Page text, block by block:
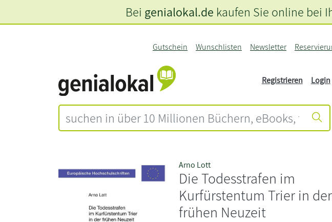
Gutschein Wunschlisten Newsletter
Registrieren Login
Bei genialokal.de kaufen Sie online bei
Arno Lott
Die Todesstrafen im
Kurfürstentum Trier in der
frühen Neuzeit